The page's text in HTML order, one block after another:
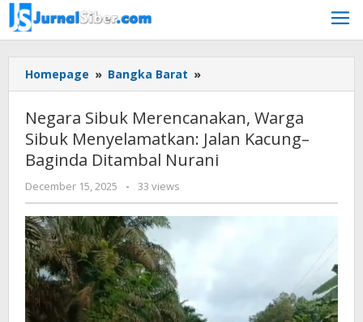
Skip
to
content
Homepage » Bangka Barat »
Sibuk
Warga
Sibuk
Menyelamatkan:
Baginda
Ditambal
Negara Sibuk Merencanakan, Warga
Sibuk Menyelamatkan: Jalan Kacung–
Baginda Ditambal Nurani
December 15, 2025
by
faras
prakasa
- 33 views